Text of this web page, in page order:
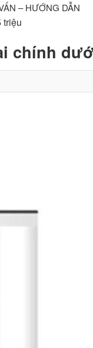
– HƯỚNG DẪN
triệu
chính